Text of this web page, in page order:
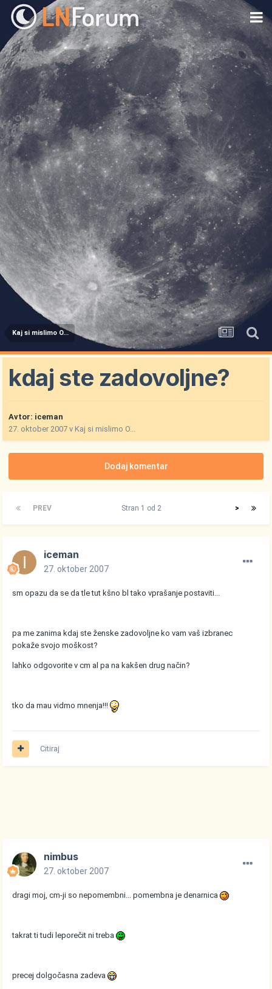
Kaj si mislimo O...
kdaj ste zadovoljne?
Avtor: iceman
27. oktober 2007 vKaj si mislimo O...
Dodaj komentar
PREV >
Stran 1 od 2
iceman
27. oktober 2007
sm opazu da se da tle tut kšno bl tako vprašanje postaviti...
pa me zanima kdaj ste ženske zadovoljne ko vam vaš izbranec
pokaže svojo moškost?
lahko odgovorite v cm al pa na kakšen drug način?
tko da mau vidmo mnenja!!!
Citiraj
nimbus
27. oktober 2007
dragi moj, cm-ji so nepomembni... pomembna je denarnica
takrat ti tudi leporečit ni treba
precej dolgočasna zadeva